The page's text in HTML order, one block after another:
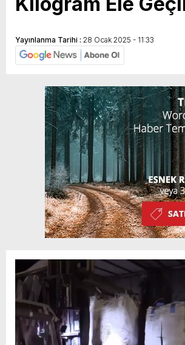
Yayınlanma Tarihi : 28 Ocak 2025 - 11:33